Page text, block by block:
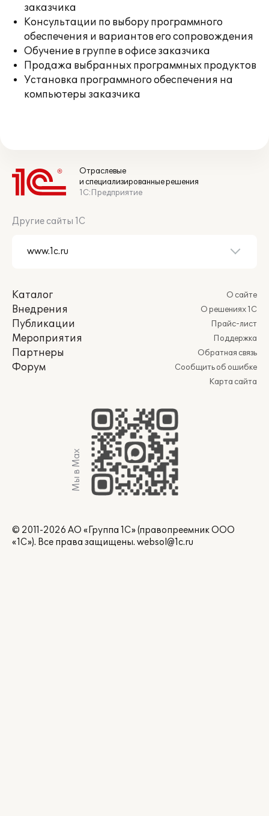
заказчика
Консультации по выбору программного
обеспечения и вариантов его сопровождения
Обучение в группе в офисе заказчика
Продажа выбранных программных продуктов
Установка программного обеспечения на
компьютеры заказчика
Отраслевые
и специализированные решения
1С:Предприятие
Другие сайты 1С
Каталог
Внедрения
Публикации
Мероприятия
Партнеры
Форум
О сайте
О решениях 1С
Прайс-лист
Поддержка
Обратная связь
Сообщить об ошибке
Карта сайта
Мы в Max
© 2011-2026 АО «Группа 1С» (правопреемник ООО
«1С»). Все права защищены. websol@1c.ru